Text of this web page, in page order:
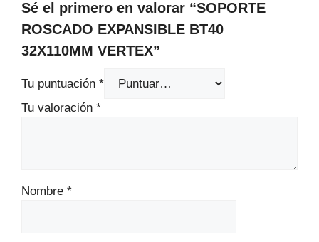
Sé el primero en valorar “SOPORTE
ROSCADO EXPANSIBLE BT40
32X110MM VERTEX”
Tu puntuación *
Tu valoración *
Nombre *